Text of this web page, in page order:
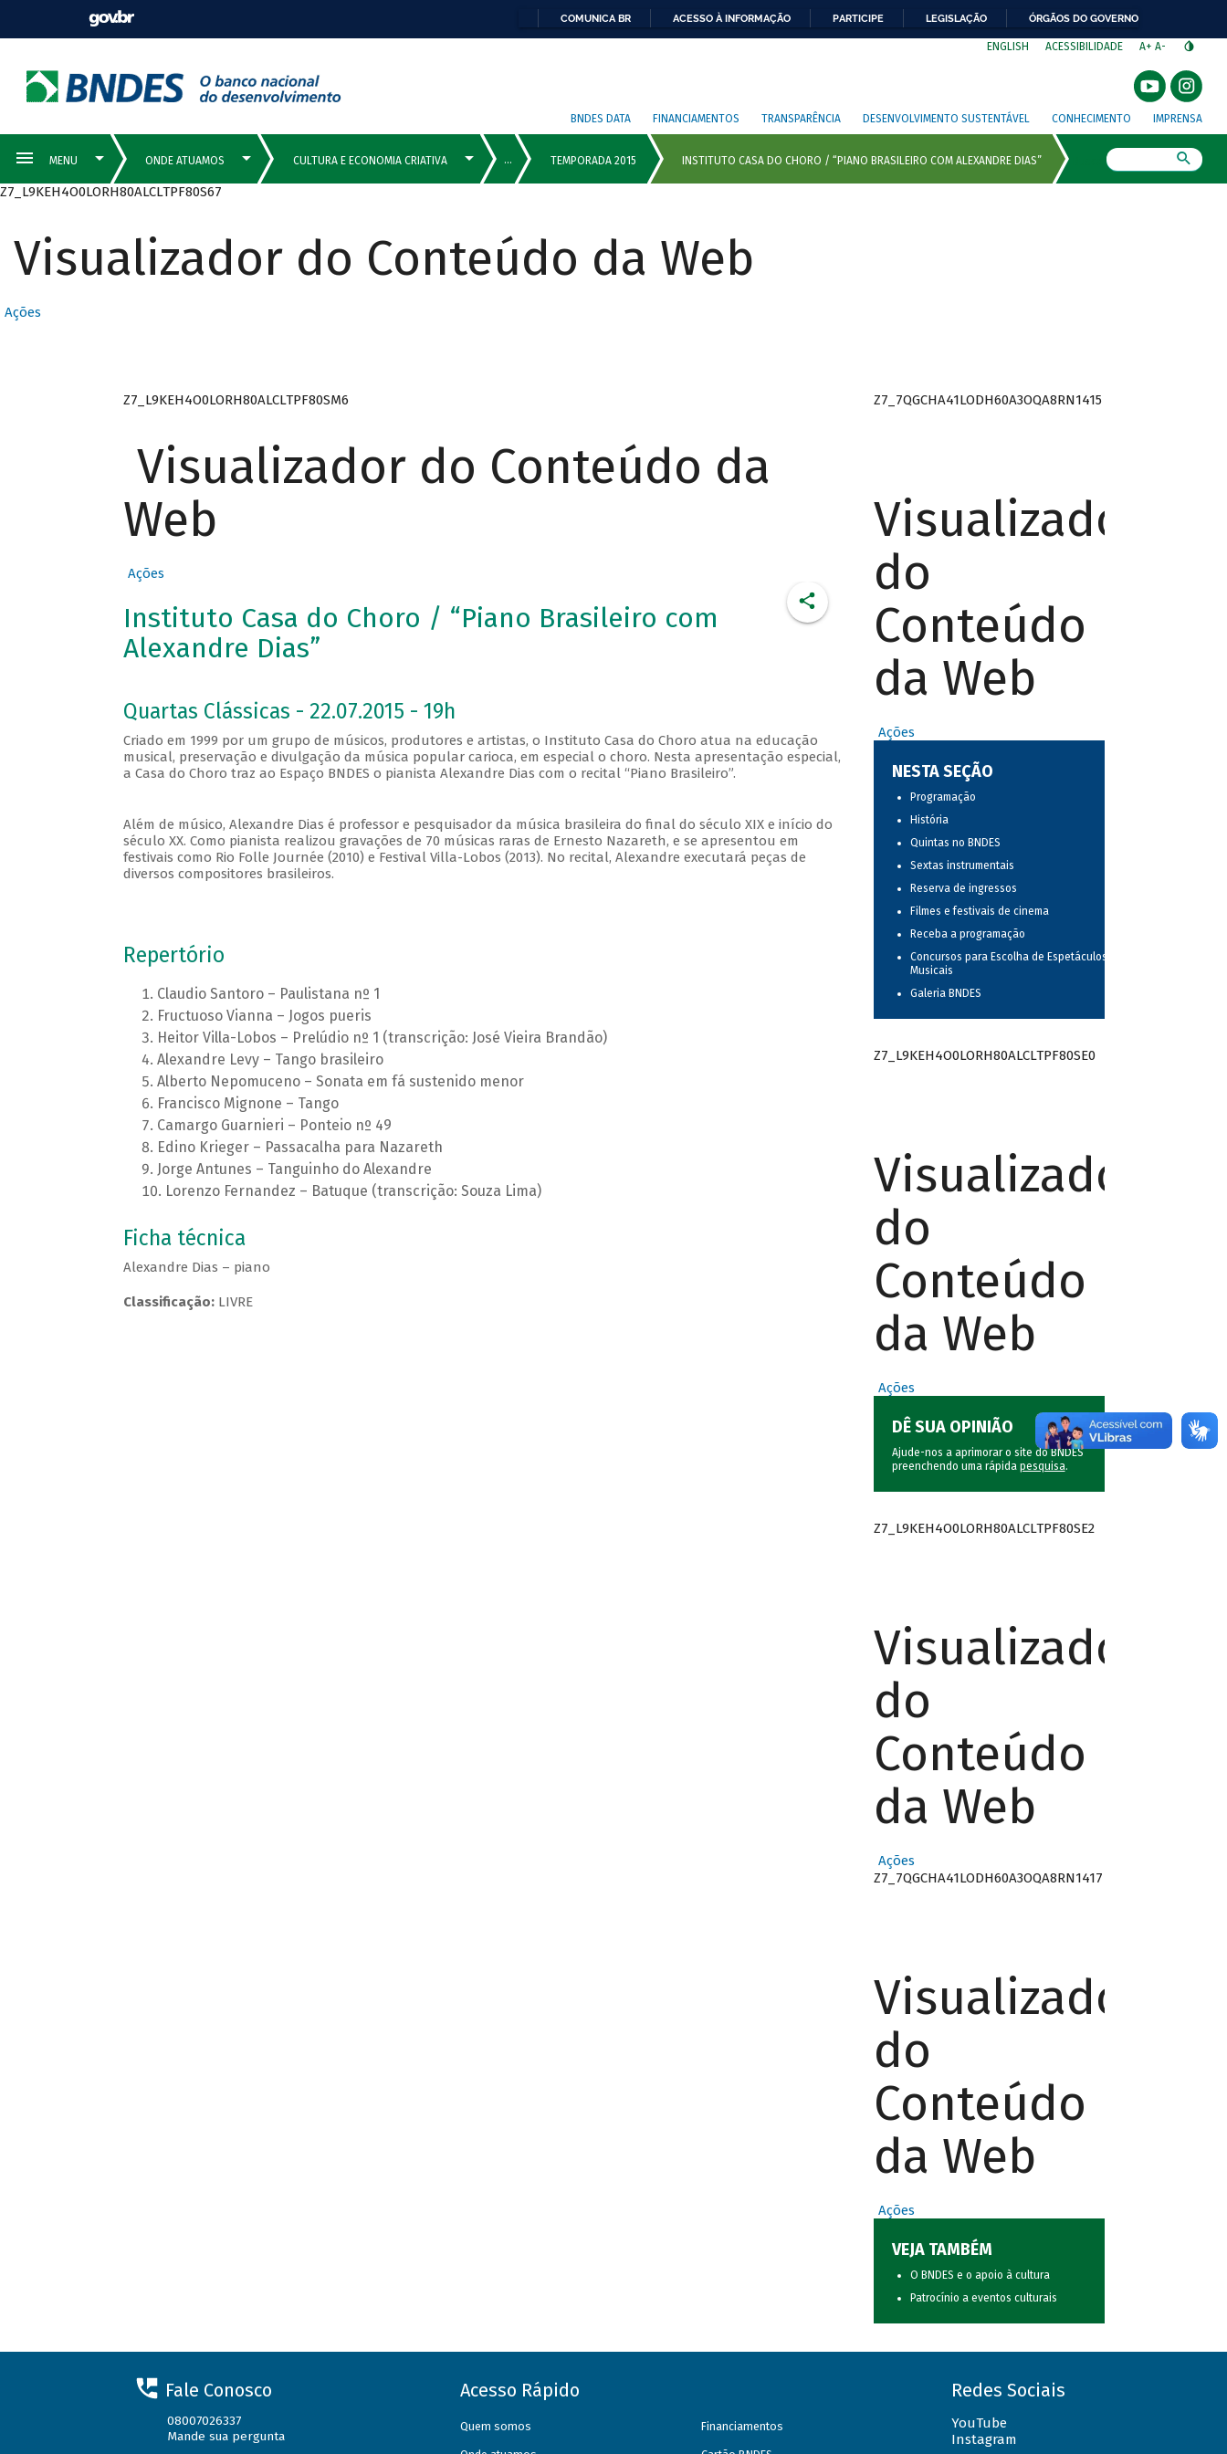
COMUNICA BR ACESSO À INFORMAÇÃO PARTICIPE LEGISLAÇÃO ÓRGÃOS DO GOVERNO
ENGLISH ACESSIBILIDADE A+ A-
BNDES DATA FINANCIAMENTOS TRANSPARÊNCIA DESENVOLVIMENTO SUSTENTÁVEL CONHECIMENTO IMPRENSA
Z7_L9KEH4O0LORH80ALCLTPF80S67
Visualizador do Conteúdo da Web
Ações
Z7_L9KEH4O0LORH80ALCLTPF80SM6
Visualizador do Conteúdo da
Web
Ações
Instituto Casa do Choro / “Piano Brasileiro com
Alexandre Dias”
Quartas Clássicas - 22.07.2015 - 19h
Criado em 1999 por um grupo de músicos, produtores e artistas, o Instituto Casa do Choro atua na educação
musical, preservação e divulgação da música popular carioca, em especial o choro. Nesta apresentação especial,
a Casa do Choro traz ao Espaço BNDES o pianista Alexandre Dias com o recital “Piano Brasileiro”.
Além de músico, Alexandre Dias é professor e pesquisador da música brasileira do final do século XIX e início do
século XX. Como pianista realizou gravações de 70 músicas raras de Ernesto Nazareth, e se apresentou em
festivais como Rio Folle Journée (2010) e Festival Villa-Lobos (2013). No recital, Alexandre executará peças de
diversos compositores brasileiros.
Repertório
Claudio Santoro – Paulistana nº 1
Fructuoso Vianna – Jogos pueris
Heitor Villa-Lobos – Prelúdio nº 1 (transcrição: José Vieira Brandão)
Alexandre Levy – Tango brasileiro
Alberto Nepomuceno – Sonata em fá sustenido menor
Francisco Mignone – Tango
Camargo Guarnieri – Ponteio nº 49
Edino Krieger – Passacalha para Nazareth
Jorge Antunes – Tanguinho do Alexandre
Lorenzo Fernandez – Batuque (transcrição: Souza Lima)
Ficha técnica
Alexandre Dias – piano
Classificação:LIVRE
Z7_7QGCHA41LODH60A3OQA8RN1415
Visualizador
do
Conteúdo
da Web
Ações
NESTA SEÇÃO
Programação
História
Quintas no BNDES
Sextas instrumentais
Reserva de ingressos
Filmes e festivais de cinema
Receba a programação
Concursos para Escolha de Espetáculos
Musicais
Galeria BNDES
Z7_L9KEH4O0LORH80ALCLTPF80SE0
Visualizador
do
Conteúdo
da Web
Ações
DÊ SUA OPINIÃO
Ajude-nos a aprimorar o site do BNDES
preenchendo uma rápida pesquisa.
Z7_L9KEH4O0LORH80ALCLTPF80SE2
Visualizador
do
Conteúdo
da Web
Ações
Z7_7QGCHA41LODH60A3OQA8RN1417
Visualizador
do
Conteúdo
da Web
Ações
VEJA TAMBÉM
O BNDES e o apoio à cultura
Patrocínio a eventos culturais
Fale Conosco
08007026337
Mande sua pergunta
Acesso Rápido
Quem somos Financiamentos
Redes Sociais
YouTube
Instagram